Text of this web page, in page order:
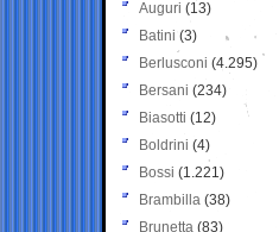
Auguri (13)
Batini (3)
Berlusconi (4.295)
Bersani (234)
Biasotti (12)
Boldrini (4)
Bossi (1.221)
Brambilla (38)
Brunetta (83)